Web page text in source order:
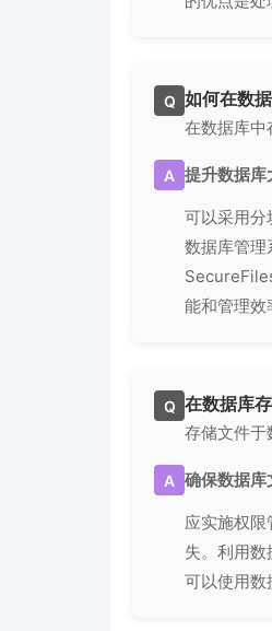
Q 如何在数
在数据库中
A 提升数据库
可以采用分
数据库管
能和管理效
Q 在数据库
存储文件于
A 确保数据库
应实施权
失。利用
可以使用数